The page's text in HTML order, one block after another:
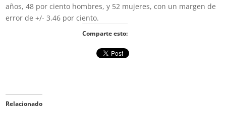
años, 48 por ciento hombres, y 52 mujeres, con un margen de
error de +/- 3.46 por ciento.
Comparte esto:
Relacionado